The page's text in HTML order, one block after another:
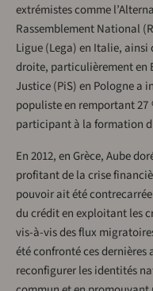
extrémistes comme
Rassemblement National
Ligue (Lega) en Italie, ainsi
droite, particulièrement en
Justice (PiS) en Pologne a
populiste en remportant 27
participant à la formation
En 2012, en Grèce, Aube
profitant de la crise
pouvoir ait été
du crédit en exploitant les
vis-à-vis des flux
été confronté ces dernières
reconfigurer les identités